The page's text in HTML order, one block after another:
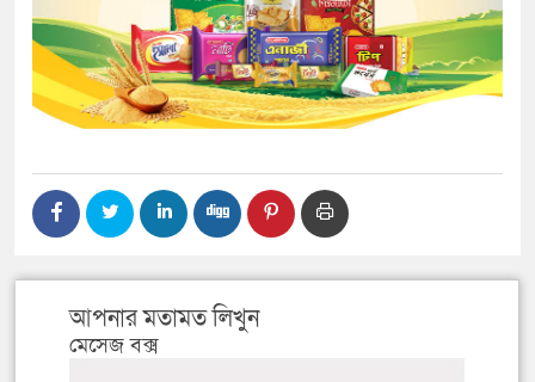
আপনার মতামত লিখুন
মেসেজ বক্স